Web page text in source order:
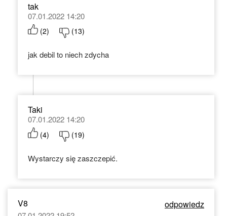
tak
07.01.2022 14:20
(2) (13)
jak debil to niech zdycha
Taki
07.01.2022 14:20
(4) (19)
Wystarczy się zaszczepić.
V8 odpowiedz